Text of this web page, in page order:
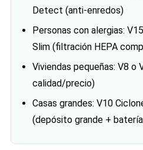
Detect (anti‑enredos)
Personas con alergias:
Slim (filtración HEPA
Viviendas pequeñas: V8 o
calidad/precio)
Casas grandes: V10
(depósito grande +